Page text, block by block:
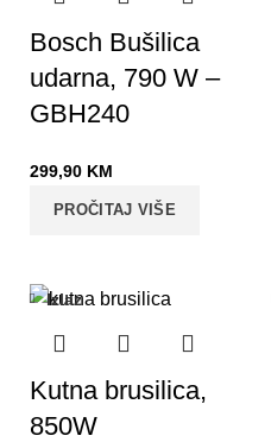
Bosch Bušilica
udarna, 790 W –
GBH240
299,90 KM
PROČITAJ VIŠE
Izlaz
Kutna brusilica,
850W